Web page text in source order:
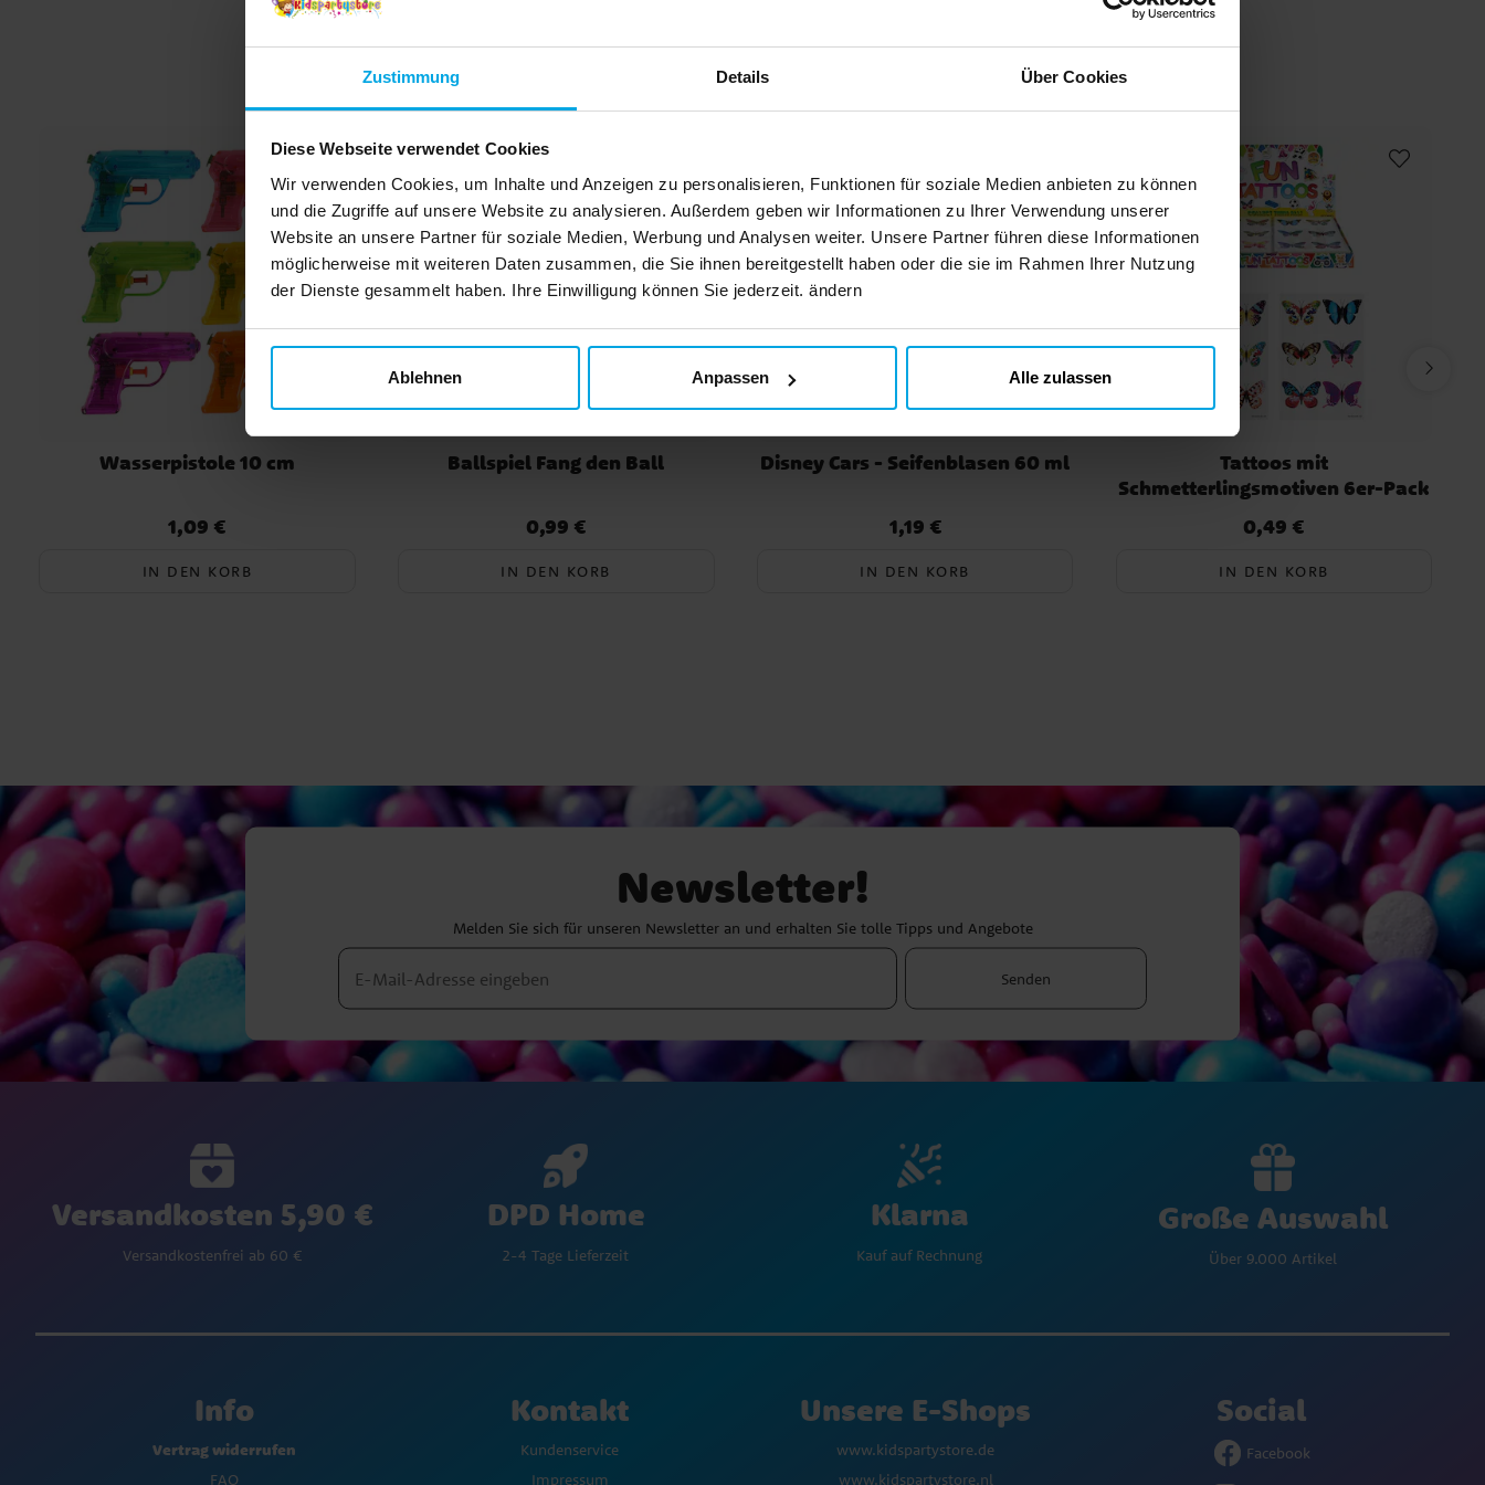
Zustimmung Details Über Cookies
Diese Webseite verwendet Cookies
Wir verwenden Cookies, um Inhalte und Anzeigen zu personalisieren, Funktionen für soziale Medien anbieten zu können
und die Zugriffe auf unsere Website zu analysieren. Außerdem geben wir Informationen zu Ihrer Verwendung unserer
Website an unsere Partner für soziale Medien, Werbung und Analysen weiter. Unsere Partner führen diese Informationen
möglicherweise mit weiteren Daten zusammen, die Sie ihnen bereitgestellt haben oder die sie im Rahmen Ihrer Nutzung
der Dienste gesammelt haben. Ihre Einwilligung können Sie jederzeit. ändern
Ablehnen Anpassen Alle zulassen
Dekoration aufhängen möchten. Das selbstschließende
Ventil macht das Befüllen einfach, und ein Strohhalm
ist zum einfachen Aufblasen enthalten. ✓ Größe
Aufblasen enthalten
Andere Kunden kauften
Wasserpistole 10 cm
Preis:1,09 €
1,09 €
IN DEN KORB
Ballspiel Fang den Ball
Preis:0,99 €
0,99 €
IN DEN KORB
Disney Cars - Seifenblasen 60 ml
Preis:1,19 €
1,19 €
IN DEN KORB
Tattoos mit
Schmetterlingsmotiven 6er-Pack
Preis:0,49 €
0,49 €
IN DEN KORB
Newsletter!
Melden Sie sich für unseren Newsletter an und erhalten Sie tolle Tipps und Angebote
Senden
Versandkosten 5,90 €
Versandkostenfrei ab 60 €
DPD Home
2-4 Tage Lieferzeit
Klarna
Kauf auf Rechnung
Große Auswahl
Über 9.000 Artikel
Info
Vertrag widerrufen
FAQ
Kontakt
Kundenservice
Impressum
Unsere E-Shops
www.kidspartystore.de
www.kidspartystore.nl
Social
Facebook